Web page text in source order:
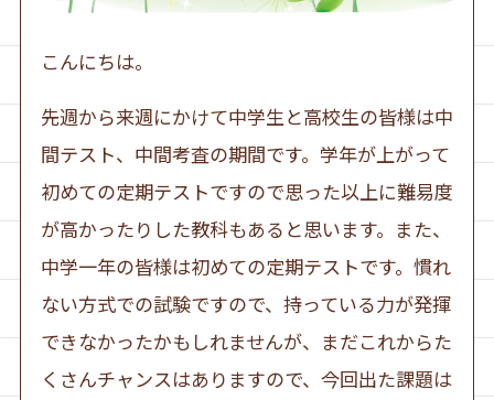
こんにちは。
先週から来週にかけて中学生と高校生の皆様は中
間テスト、中間考査の期間です。学年が上がって
初めての定期テストですので思った以上に難易度
が高かったりした教科もあると思います。また、
中学一年の皆様は初めての定期テストです。慣れ
ない方式での試験ですので、持っている力が発揮
できなかったかもしれませんが、まだこれからた
くさんチャンスはありますので、今回出た課題は